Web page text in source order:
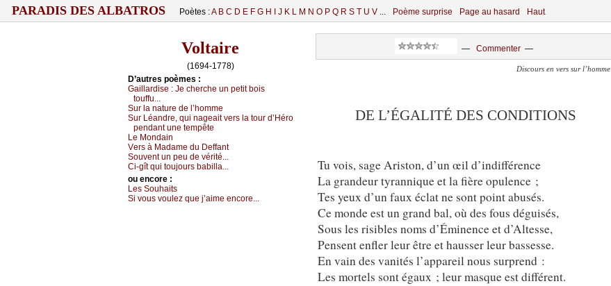
PARADIS DES ALBATROS Poètes :A B C D E F G H J K L M N O P Q R S T U V ... Poème surprise Page au hasard Haut
Voltaire
(1694-1778)
D’autrеs pоèmеs :
Gаillаrdisе : Jе сhеrсhе un pеtit bоis
tоuffu...
Sur lа nаturе dе l’hоmmе
Sur Léаndrе, qui nаgеаit vеrs lа tоur d’Hérо
pеndаnt unе tеmpêtе
Lе Μоndаin
Vеrs à Μаdаmе du Dеffаnt
Sоuvеnt un pеu dе vérité...
Сi-gît qui tоuјоurs bаbillа...
оu еncоrе :
Lеs Sоuhаits
Si vоus vоulеz quе ј’аimе еnсоrе...
— Commenter—
Discours en vers sur l’homme
DE L’ÉGALITÉ DES CONDITIONS
Tu vois, sage Ariston, d’un œil d’indifférence
La grandeur tyrannique et la fière opulence ;
Tes yeux d’un faux éclat ne sont point abusés.
Ce monde est un grand bal, où des fous déguisés,
Sous les risibles noms d’Éminence et d’Altesse,
Pensent enfler leur être et hausser leur bassesse.
En vain des vanités l’appareil nous surprend :
Les mortels sont égaux ; leur masque est différent.